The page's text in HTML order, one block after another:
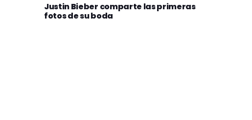
Justin Bieber comparte las primeras
fotos de su boda